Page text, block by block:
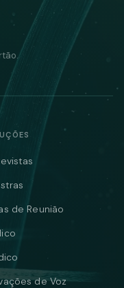
de Reunião
de Voz